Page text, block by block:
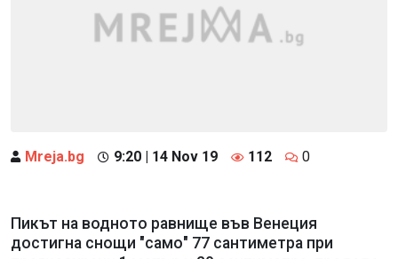
Mreja.bg 9:20 | 14 Nov 19 112 0
Пикът на водното равнище във Венеция
достигна снощи "само" 77 сантиметра при